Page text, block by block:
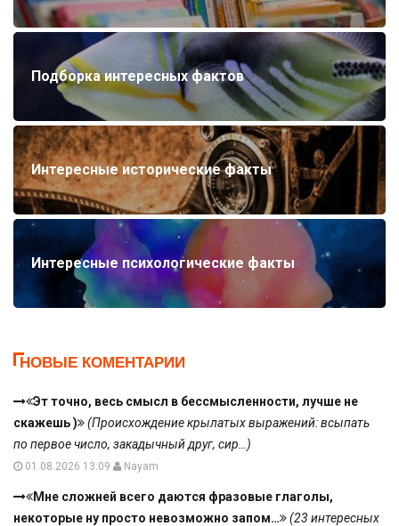
Подборка интересных фактов
Интересные исторические факты
Интересные психологические факты
НОВЫЕ КОМЕНТАРИИ
Эт точно, весь смысл в бессмысленности, лучше не
скажешь )
(Происхождение крылатых выражений: всыпать
по первое число, закадычный друг, сир…)
01.08.2026 13:09 Nayam
Мне сложней всего даются фразовые глаголы,
некоторые ну просто невозможно запом…
(23 интересных